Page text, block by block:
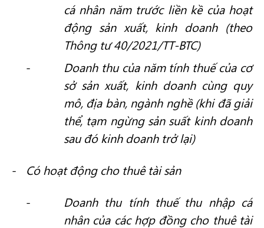
cá nhân năm trước liền kề của hoạt
động sản xuất, kinh doanh (theo
Thông tư 40/2021/TT-BTC)
Doanh thu của năm tính thuế của cơ
sở sản xuất, kinh doanh cùng quy
mô, địa bàn, ngành nghề (khi đã giải
thể, tạm ngừng sản suất kinh doanh
sau đó kinh doanh trở lại)
Có hoạt động cho thuê tài sản
Doanh thu tính thuế thu nhập cá
nhân của các hợp đồng cho thuê tài